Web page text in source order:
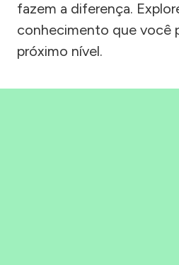
fazem a diferença.
conhecimento que você
próximo nível.